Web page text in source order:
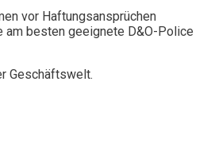
vor Haftungsansprüchen
am besten geeignete D&O-Police
Geschäftswelt.